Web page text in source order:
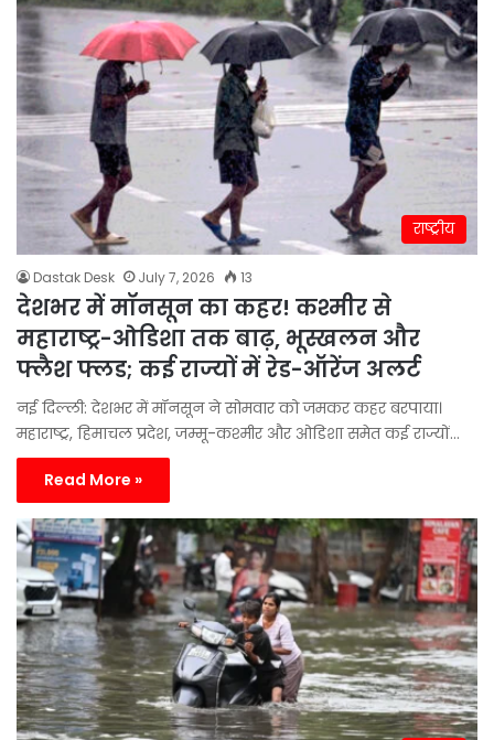
राष्ट्रीय
Dastak Desk July 7, 2026 13
देशभर में मॉनसून का कहर! कश्मीर से
महाराष्ट्र-ओडिशा तक बाढ़, भूस्खलन और
फ्लैश फ्लड; कई राज्यों में रेड-ऑरेंज अलर्ट
नई दिल्ली: देशभर में मॉनसून ने सोमवार को जमकर कहर बरपाया।
महाराष्ट्र, हिमाचल प्रदेश, जम्मू-कश्मीर और ओडिशा समेत कई राज्यों…
Read More »